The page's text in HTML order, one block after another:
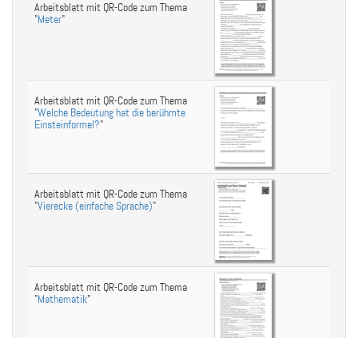
Arbeitsblatt mit QR-Code zum Thema
"Meter"
Arbeitsblatt mit QR-Code zum Thema
"Welche Bedeutung hat die berühmte
Einsteinformel?"
Arbeitsblatt mit QR-Code zum Thema
"Vierecke (einfache Sprache)"
Arbeitsblatt mit QR-Code zum Thema
"Mathematik"